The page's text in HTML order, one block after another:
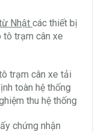
Nhật các thiết bị
tô trạm cân xe
trạm cân xe tải
toàn hệ thống
thu hệ thống
chứng nhận